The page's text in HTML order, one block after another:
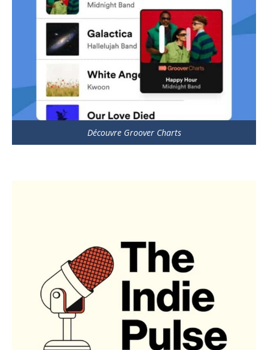
Découvre Groover Charts